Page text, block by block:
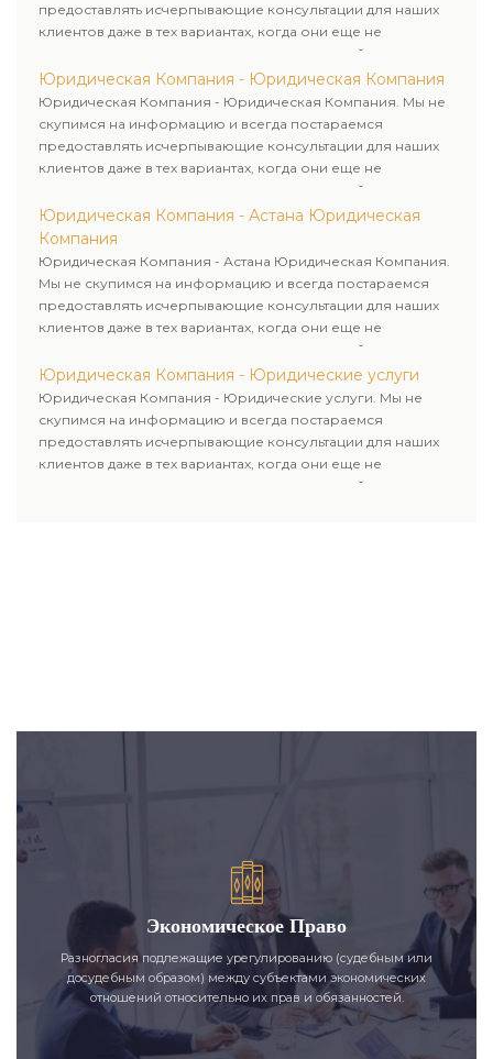
предоставлять исчерпывающие консультации для наших
клиентов даже в тех вариантах, когда они еще не
пользовались юридическими услугами нашей компании.
Юридическая Компания - Юридическая Компания
Юридическая Компания - Юридическая Компания. Мы не
скупимся на информацию и всегда постараемся
предоставлять исчерпывающие консультации для наших
клиентов даже в тех вариантах, когда они еще не
пользовались юридическими услугами нашей компании.
Юридическая Компания - Астана Юридическая
Компания
Юридическая Компания - Астана Юридическая Компания.
Мы не скупимся на информацию и всегда постараемся
предоставлять исчерпывающие консультации для наших
клиентов даже в тех вариантах, когда они еще не
пользовались юридическими услугами нашей компании.
Юридическая Компания - Юридические услуги
Юридическая Компания - Юридические услуги. Мы не
скупимся на информацию и всегда постараемся
предоставлять исчерпывающие консультации для наших
клиентов даже в тех вариантах, когда они еще не
пользовались юридическими услугами нашей компании.
Экономическое Право
Разногласия подлежащие урегулированию (судебным или
досудебным образом) между субъектами экономических
отношений относительно их прав и обязанностей.